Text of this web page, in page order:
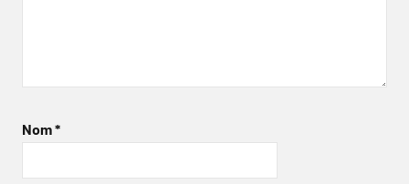
Nom*